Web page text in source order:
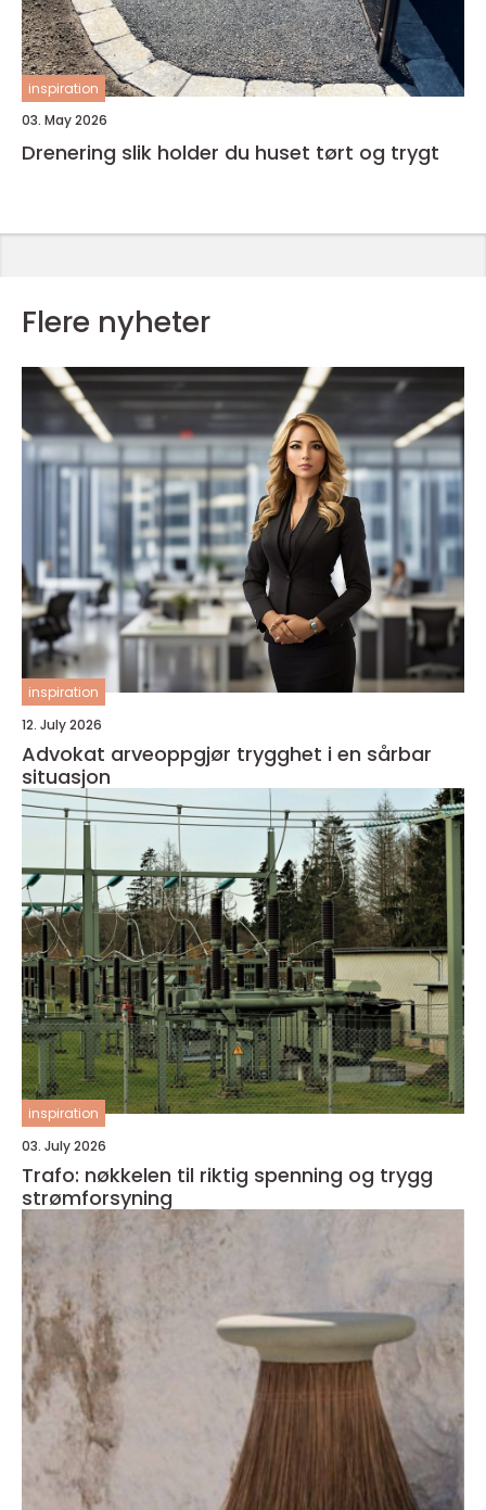
inspiration
03. May 2026
Drenering slik holder du huset tørt og trygt
Flere nyheter
inspiration
12. July 2026
Advokat arveoppgjør trygghet i en sårbar
situasjon
inspiration
03. July 2026
Trafo: nøkkelen til riktig spenning og trygg
strømforsyning